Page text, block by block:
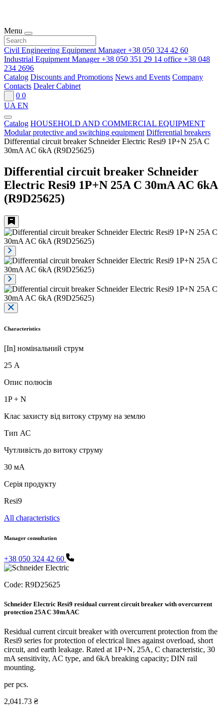
Menu
Civil Engineering Equipment Manager+38 050 324 42 60
Industrial Equipment Manager+38 050 351 29 14 office +38 048
234 2696
Catalog Discounts and Promotions News and Events Company
Contacts Dealer Cabinet
0 0
UA EN
Catalog HOUSEHOLD AND COMMERCIAL EQUIPMENT
Modular protective and switching equipment Differential breakers
Differential circuit breaker Schneider Electric Resi9 1P+N 25A C
30mA AC 6kA (R9D25625)
Differential circuit breaker Schneider
Electric Resi9 1P+N 25A C 30mA AC 6kA
(R9D25625)
Characteristics
[In] номінальний струм
25 А
Опис полюсів
1P + N
Клас захисту від витоку струму на землю
Тип АС
Чутливість до витоку струму
30 мА
Серія продукту
Resi9
All characteristics
Manager consultation
+38 050 324 42 60
Code: R9D25625
Schneider Electric Resi9 residual current circuit breaker with overcurrent
protection 25A C 30mA AC
Residual current circuit breaker with overcurrent protection from the
Resi9 series for protection of electrical lines against overload, short
circuit, and earth leakage. Rated at 1P+N, 25A, C characteristic, 30
mA sensitivity, AC type, and 6kA breaking capacity; DIN rail
mounting.
per pcs.
2,041.73 ₴